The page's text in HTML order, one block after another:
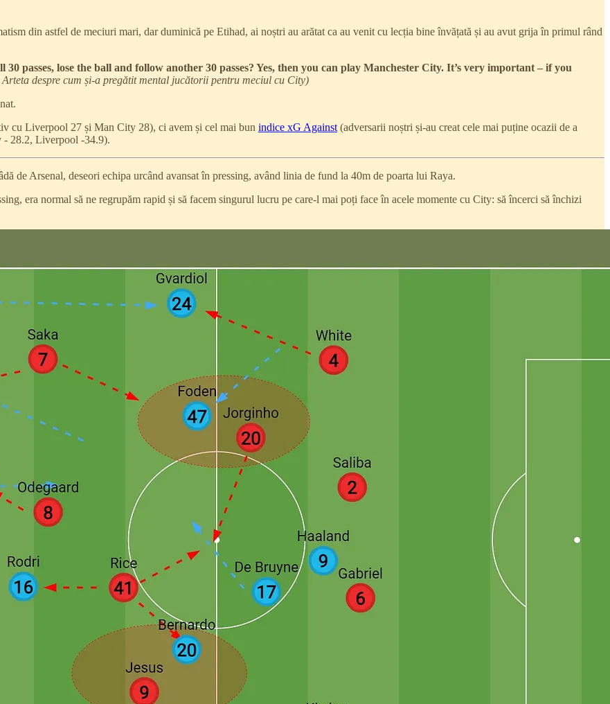
din astfel de meciuri mari, dar duminică pe Etihad, ai noștri au arătat ca au venit cu lecția bine învățată și au avut grija în primul rând
passes, lose the ball and follow another 30 passes? Yes, then you can play Manchester City. It’s very important – if you
despre cum și-a pregătit mental jucătorii pentru meciul cu City)
cu Liverpool 27 și Man City 28), ci avem și cel mai bun indice xG Against (adversarii noștri și-au creat cele mai puține ocazii de a
- 28.2, Liverpool -34.9).
de Arsenal, deseori echipa urcând avansat în pressing, având linia de fund la 40m de poarta lui Raya.
era normal să ne regrupăm rapid și să facem singurul lucru pe care-l mai poți face în acele momente cu City: să încerci să închizi